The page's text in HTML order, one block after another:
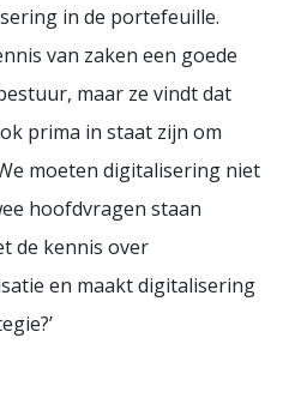
in de portefeuille.
van zaken een goede
maar ze vindt dat
prima in staat zijn om
moeten digitalisering niet
hoofdvragen staan
de kennis over
en maakt digitalisering